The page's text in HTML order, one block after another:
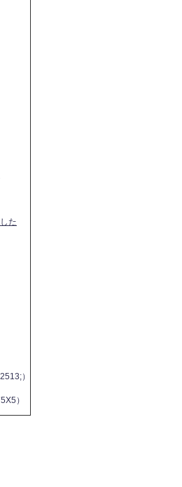
た
）
）